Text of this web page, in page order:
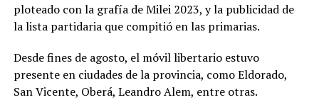
ploteado con la grafía de Milei 2023, y la publicidad de
la lista partidaria que compitió en las primarias.
Desde fines de agosto, el móvil libertario estuvo
presente en ciudades de la provincia, como Eldorado,
San Vicente, Oberá, Leandro Alem, entre otras.